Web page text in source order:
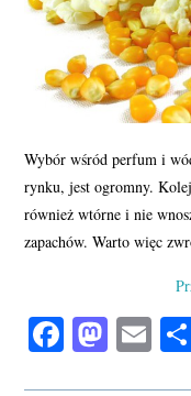
Wybór wśród perfum i
rynku, jest ogromny.
również wtórne i nie
zapachów. Warto więc
Fa
ce
M
as
E
m